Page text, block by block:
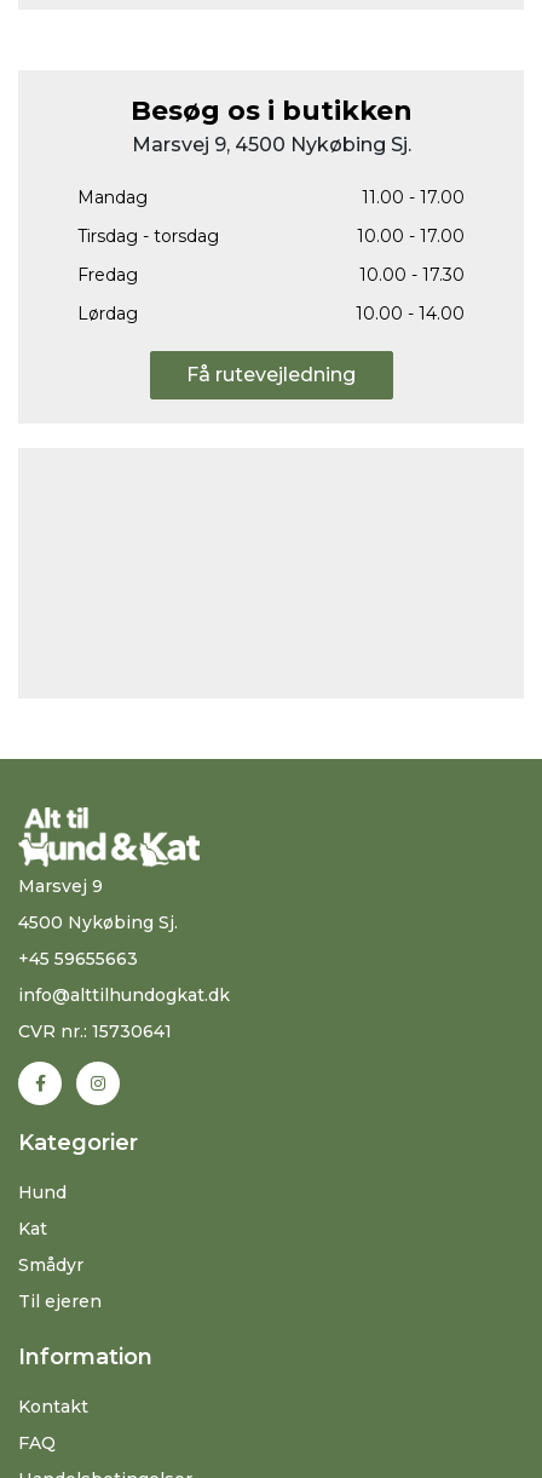
Besøg os i butikken
Marsvej 9, 4500 Nykøbing Sj.
Mandag
11.00 - 17.00
Tirsdag - torsdag
10.00 - 17.00
Fredag
10.00 - 17.30
Lørdag
10.00 - 14.00
Få rutevejledning
Marsvej 9
4500 Nykøbing Sj.
+45 59655663
info@alttilhundogkat.dk
CVR nr.: 15730641
Kategorier
Hund
Kat
Smådyr
Til ejeren
Information
Kontakt
FAQ